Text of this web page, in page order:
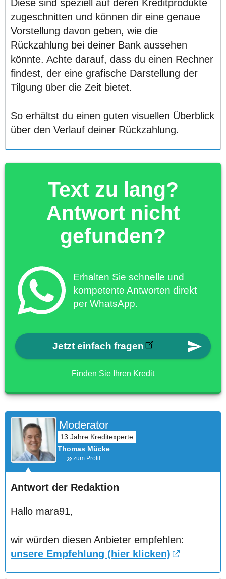
Diese sind speziell auf deren Kreditprodukte
zugeschnitten und können dir eine genaue
Vorstellung davon geben, wie die
Rückzahlung bei deiner Bank aussehen
könnte. Achte darauf, dass du einen Rechner
findest, der eine grafische Darstellung der
Tilgung über die Zeit bietet.
So erhältst du einen guten visuellen Überblick
über den Verlauf deiner Rückzahlung.
Text zu lang?
Antwort nicht
gefunden?
Erhalten Sie schnelle und
kompetente Antworten direkt
per WhatsApp.
Jetzt einfach fragen
Finden Sie Ihren Kredit
Moderator
Thomas Mücke
zum Profil
Antwort der Redaktion
Hallo mara91,
wir würden diesen Anbieter empfehlen:
unsere Empfehlung (hier klicken)